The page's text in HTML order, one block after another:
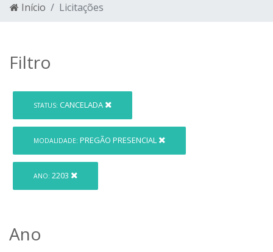
Início Licitações
Filtro
STATUS: CANCELADA
MODALIDADE: PREGÃO PRESENCIAL
ANO: 2203
Ano